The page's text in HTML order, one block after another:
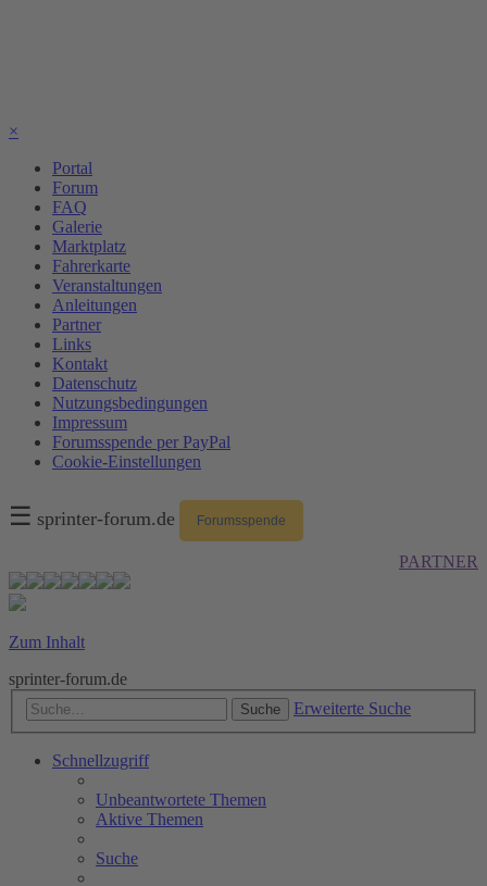
×
Portal
Forum
FAQ
Galerie
Marktplatz
Fahrerkarte
Veranstaltungen
Anleitungen
Partner
Links
Kontakt
Datenschutz
Nutzungsbedingungen
Impressum
Forumsspende per PayPal
Cookie-Einstellungen
☰ sprinter-forum.de Forumsspende
PARTNER
Zum Inhalt
sprinter-forum.de
Suche Erweiterte Suche
Schnellzugriff
Unbeantwortete Themen
Aktive Themen
Suche